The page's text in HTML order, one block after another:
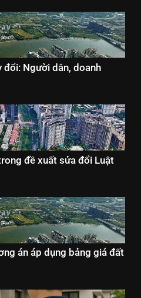
đổi: Người dân, doanh
đề xuất sửa đổi Luật
án áp dụng bảng giá đất